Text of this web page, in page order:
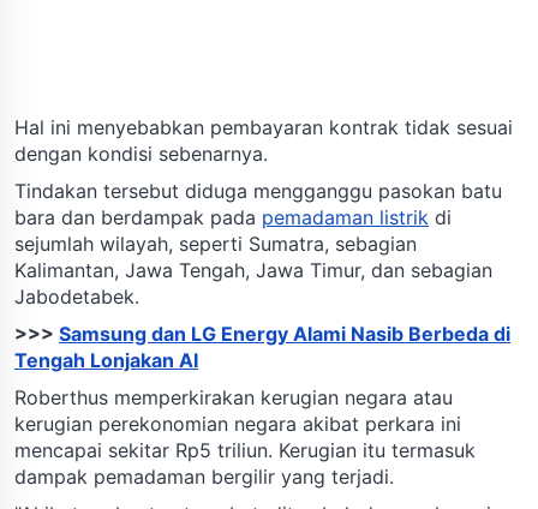
Hal ini menyebabkan pembayaran kontrak tidak sesuai
dengan kondisi sebenarnya.
Tindakan tersebut diduga mengganggu pasokan batu
bara dan berdampak pada pemadaman listrik di
sejumlah wilayah, seperti Sumatra, sebagian
Kalimantan, Jawa Tengah, Jawa Timur, dan sebagian
Jabodetabek.
>>> Samsung dan LG Energy Alami Nasib Berbeda di
Tengah Lonjakan AI
Roberthus memperkirakan kerugian negara atau
kerugian perekonomian negara akibat perkara ini
mencapai sekitar Rp5 triliun. Kerugian itu termasuk
dampak pemadaman bergilir yang terjadi.